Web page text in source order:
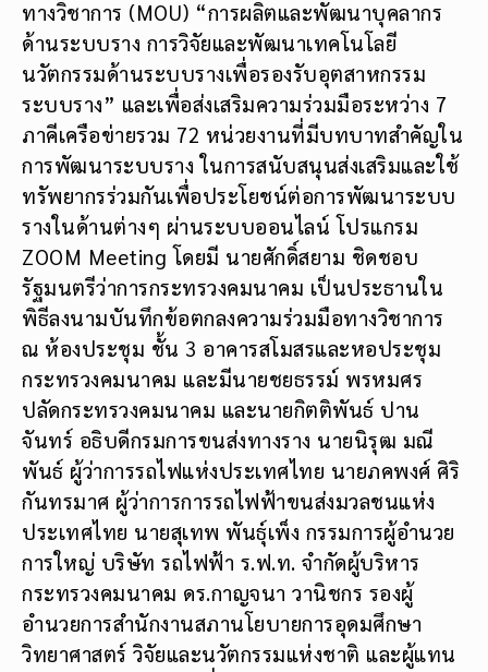
ทางวิชาการ (MOU) “การผลิตและพัฒนาบุคลากร
ด้านระบบราง การวิจัยและพัฒนาเทคโนโลยี
นวัตกรรมด้านระบบรางเพื่อรองรับอุตสาหกรรม
ระบบราง” และเพื่อส่งเสริมความร่วมมือระหว่าง 7
ภาคีเครือข่ายรวม 72 หน่วยงานที่มีบทบาทสำคัญใน
การพัฒนาระบบราง ในการสนับสนุนส่งเสริมและใช้
ทรัพยากรร่วมกันเพื่อประโยชน์ต่อการพัฒนาระบบ
รางในด้านต่างๆ ผ่านระบบออนไลน์ โปรแกรม
ZOOM Meeting โดยมี นายศักดิ์สยาม ชิดชอบ
รัฐมนตรีว่าการกระทรวงคมนาคม เป็นประธานใน
พิธีลงนามบันทึกข้อตกลงความร่วมมือทางวิชาการ
ณ ห้องประชุม ชั้น 3 อาคารสโมสรและหอประชุม
กระทรวงคมนาคม และมีนายชยธรรม์ พรหมศร
ปลัดกระทรวงคมนาคม และนายกิตติพันธ์ ปาน
จันทร์ อธิบดีกรมการขนส่งทางราง นายนิรุฒ มณี
พันธ์ ผู้ว่าการรถไฟแห่งประเทศไทย นายภคพงศ์ ศิริ
กันทรมาศ ผู้ว่าการการรถไฟฟ้าขนส่งมวลชนแห่ง
ประเทศไทย นายสุเทพ พันธุ์เพ็ง กรรมการผู้อำนวย
การใหญ่ บริษัท รถไฟฟ้า ร.ฟ.ท. จำกัดผู้บริหาร
กระทรวงคมนาคม ดร.กาญจนา วานิชกร รองผู้
อำนวยการสำนักงานสภานโยบายการอุดมศึกษา
วิทยาศาสตร์ วิจัยและนวัตกรรมแห่งชาติ และผู้แทน